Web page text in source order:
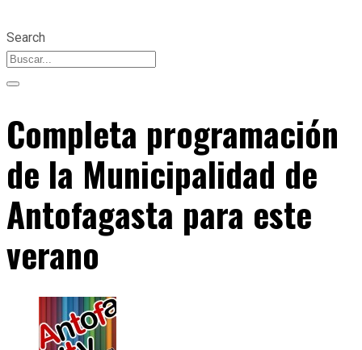
Search
Completa programación
de la Municipalidad de
Antofagasta para este
verano